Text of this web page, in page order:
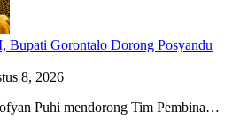
Bupati Gorontalo Dorong Posyandu
8, 2026
Puhi mendorong Tim Pembina…